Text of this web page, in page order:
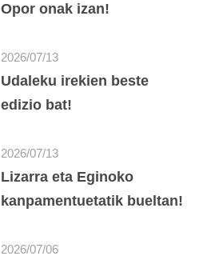
Opor onak izan!
2026/07/13
Udaleku irekien beste
edizio bat!
2026/07/13
Lizarra eta Eginoko
kanpamentuetatik bueltan!
2026/07/06